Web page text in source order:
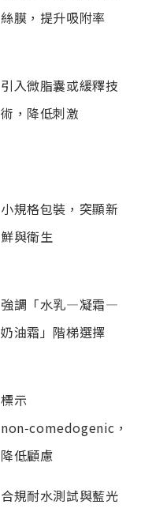
絲膜，提升吸附率
引入微脂囊或緩釋技
術，降低刺激
小規格包裝，突顯新
鮮與衛生
強調「水乳—凝霜—
奶油霜」階梯選擇
標示
non‑comedogenic，
降低顧慮
合規耐水測試與藍光